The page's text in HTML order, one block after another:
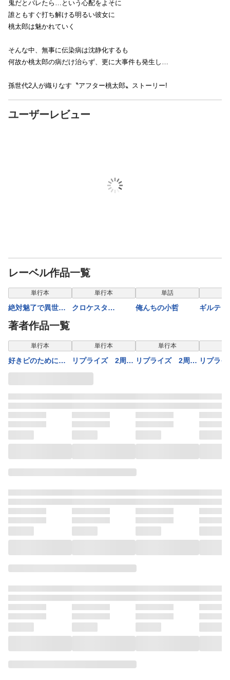
鬼だとバレたら…という心配をよそに
誰ともすぐ打ち解ける明るい彼女に
桃太郎は魅かれていく
そんな中、無事に伝染病は沈静化するも
何故か桃太郎の病だけ治らず、更に大事件も発生し…
孫世代2人が織りなす〝アフター桃太郎〟ストーリー!
ユーザーレビュー
レーベル作品一覧
表示制限中
単行本
絶対魅了で異世界
攻略！～高慢女わ
からせハーレム計
画～【電子単行
本】2巻
単行本
クロケスタ
行本】1巻
単話
俺んちの小哲
ギルテ
著者作品一覧
単行本
好きピのために腹
筋割りたいギャル
単行本
リプライズ 2周目
のピアニスト 2
単行本
リプライズ 2周目 リプラ